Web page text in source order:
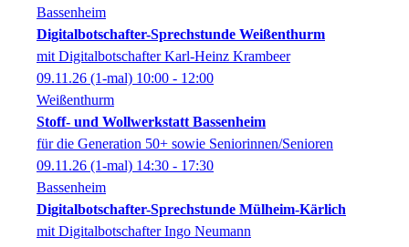
Bassenheim
Digitalbotschafter-Sprechstunde Weißenthurm
mit Digitalbotschafter Karl-Heinz Krambeer
09.11.26 (1-mal) 10:00 - 12:00
Weißenthurm
Stoff- und Wollwerkstatt Bassenheim
für die Generation 50+ sowie Seniorinnen/Senioren
09.11.26 (1-mal) 14:30 - 17:30
Bassenheim
Digitalbotschafter-Sprechstunde Mülheim-Kärlich
mit Digitalbotschafter Ingo Neumann